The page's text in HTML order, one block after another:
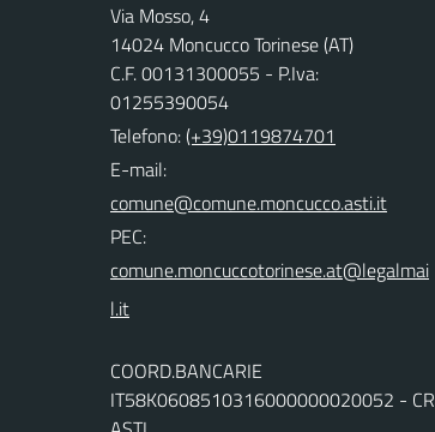
Via Mosso, 4
14024 Moncucco Torinese (AT)
C.F. 00131300055 - P.Iva:
01255390054
Telefono:(+39)0119874701
E-mail:
comune@comune.moncucco.asti.it
PEC:
comune.moncuccotorinese.at@legalmai
l.it
COORD.BANCARIE
IT58K0608510316000000020052 - CR